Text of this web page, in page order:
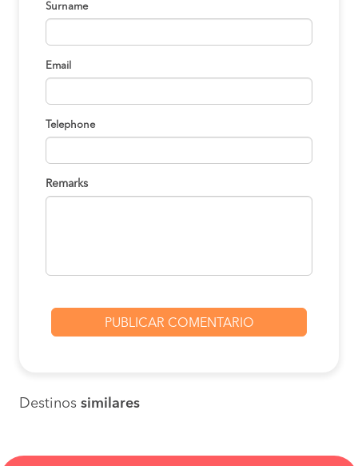
Surname
Email
Telephone
Remarks
Destinos similares